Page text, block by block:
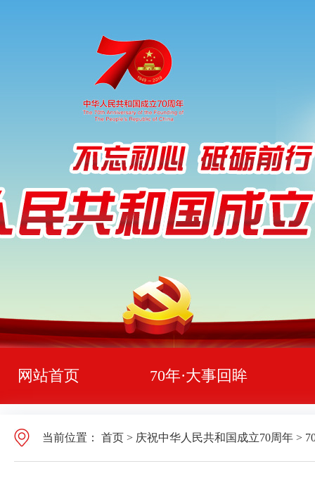
网站首页 70年·大事回眸
当前位置： 首页 > 庆祝中华人民共和国成立70周年 >